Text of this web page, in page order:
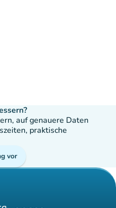
auf genauere Daten
praktische
vor